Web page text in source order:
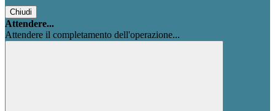
Chiudi
Attendere...
Attendere il completamento dell'operazione...